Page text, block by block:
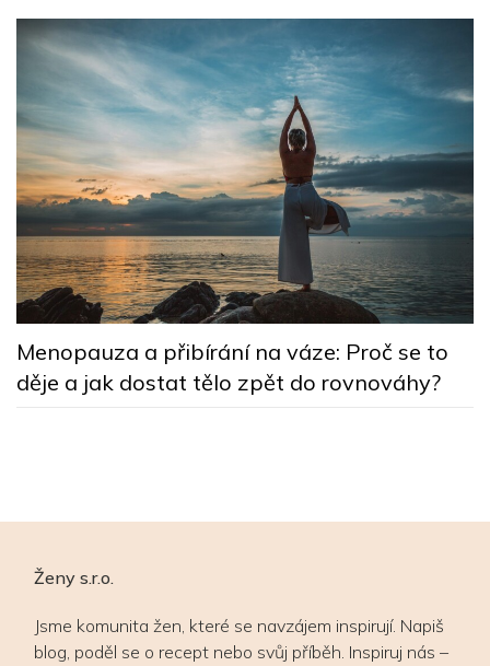
Menopauza a přibírání na váze: Proč se to
děje a jak dostat tělo zpět do rovnováhy?
Ženy s.r.o.
Jsme komunita žen, které se navzájem inspirují. Napiš
blog, poděl se o recept nebo svůj příběh. Inspiruj nás –